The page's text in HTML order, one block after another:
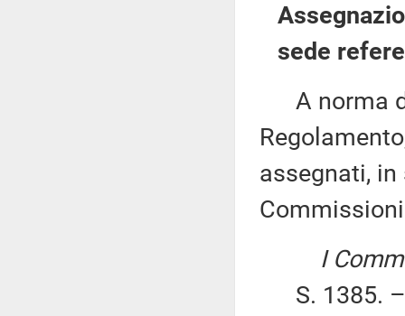
sede
A norma
assegnati,
I
S. 1385. –